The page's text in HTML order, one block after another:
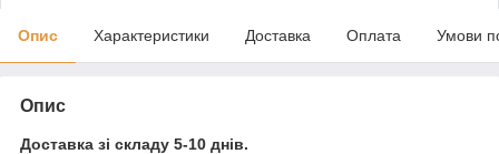
Опис Характеристики Доставка Оплата Умови
Опис
Доставка зі складу 5-10 днів.